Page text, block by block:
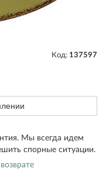
Код: 137597
Мы всегда идем
спорные ситуации.